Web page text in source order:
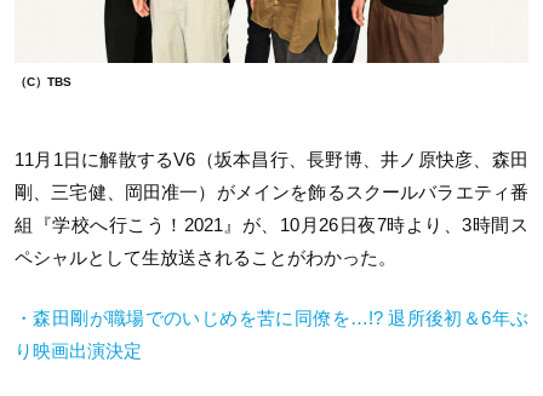
（C）TBS
11月1日に解散するV6（坂本昌行、長野博、井ノ原快彦、森田
剛、三宅健、岡田准一）がメインを飾るスクールバラエティ番
組『学校へ行こう！2021』が、10月26日夜7時より、3時間ス
ペシャルとして生放送されることがわかった。
・森田剛が職場でのいじめを苦に同僚を…!? 退所後初＆6年ぶ
り映画出演決定